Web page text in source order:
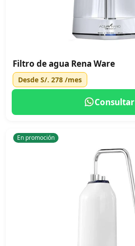
Filtro de agua Rena Ware
Desde S/. 278 /mes
Consultar
En promoción